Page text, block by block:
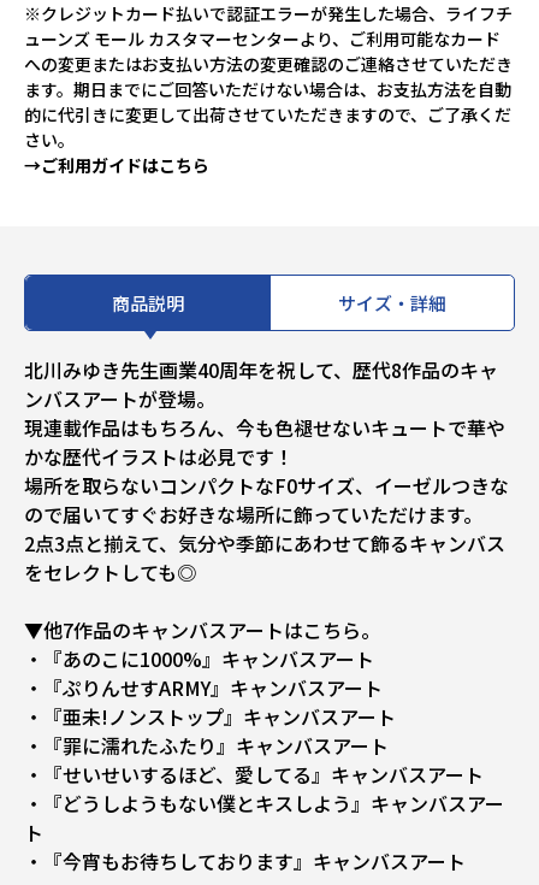
※クレジットカード払いで認証エラーが発生した場合、ライフチ
ューンズ モール カスタマーセンターより、ご利用可能なカード
への変更またはお支払い方法の変更確認のご連絡させていただき
ます。期日までにご回答いただけない場合は、お支払方法を自動
的に代引きに変更して出荷させていただきますので、ご了承くだ
さい。
→ご利用ガイドはこちら
商品説明 サイズ・詳細
北川みゆき先生画業40周年を祝して、歴代8作品のキャ
ンバスアートが登場。
現連載作品はもちろん、今も色褪せないキュートで華や
かな歴代イラストは必見です！
場所を取らないコンパクトなF0サイズ、イーゼルつきな
ので届いてすぐお好きな場所に飾っていただけます。
2点3点と揃えて、気分や季節にあわせて飾るキャンバス
をセレクトしても◎
▼他7作品のキャンバスアートはこちら。
・『あのこに1000%』キャンバスアート
・『ぷりんせすARMY』キャンバスアート
・『亜未!ノンストップ』キャンバスアート
・『罪に濡れたふたり』キャンバスアート
・『せいせいするほど、愛してる』キャンバスアート
・『どうしようもない僕とキスしよう』キャンバスアー
ト
・『今宵もお待ちしております』キャンバスアート